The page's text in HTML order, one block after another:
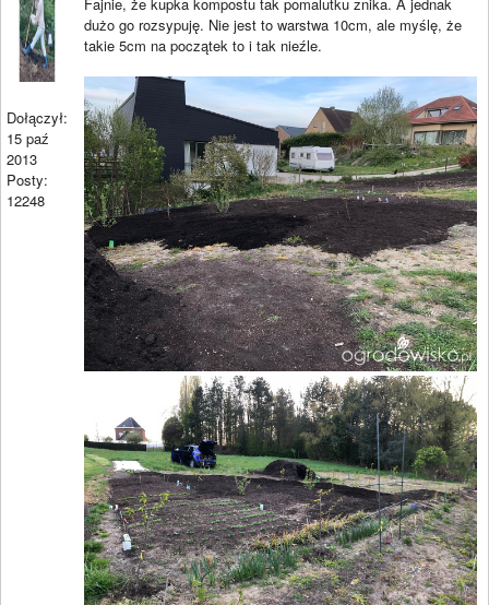
Dołączył:
15 paź
2013
Posty:
12248
dużo go rozsypuję. Nie jest to warstwa 10cm, ale myślę, że
takie 5cm na początek to i tak nieźle.